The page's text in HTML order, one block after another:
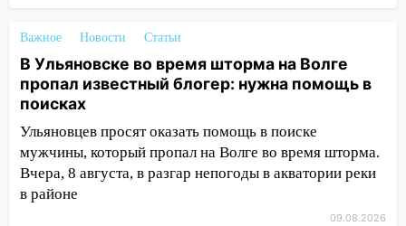
06:30
Какая погода будет в Ульяновской
области днем 9 августа
05:05
День, когда всё может
измениться: гороскоп на 9 августа —
три знака получат шанс, который нельзя
упустить
08.08.2026
20:10
Важное Новости Статьи
В Ульяновске во время шторма на Волге
пропал известный блогер: нужна помощь в
поисках
Ульяновцев просят оказать помощь в поиске
мужчины, который пропал на Волге во время шторма.
Вчера, 8 августа, в разгар непогоды в акватории реки
в районе
09.08.2026